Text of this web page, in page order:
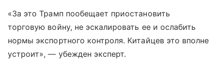
«За это Трамп пообещает приостановить
торговую войну, не эскалировать ее и ослабить
нормы экспортного контроля. Китайцев это вполне
устроит», — убежден эксперт.